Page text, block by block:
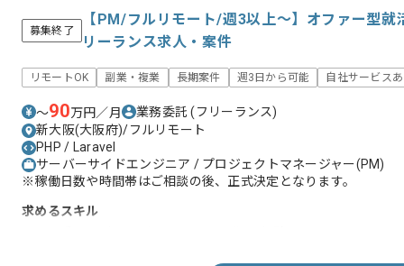
募集終了
【PM/フルリモート/週3以上～】オファー型就
リーランス求人・案件
リモートOK 副業・複業 長期案件 週3日から可能 自社サービス
〜90万円／月 業務委託(フリーランス)
新大阪(大阪府)/フルリモート
PHP / Laravel
サーバーサイドエンジニア / プロジェクトマネージャー(PM)
※稼働日数や時間帯はご相談の後、正式決定となります。
求めるスキル